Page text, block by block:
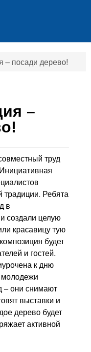
– посади дерево!
–
труд
традиции. Ребята
в
создали целую
красавицу тую
будет
и гостей.
к дню
молодежи
– они снимают
выставки и
дерево будет
активной